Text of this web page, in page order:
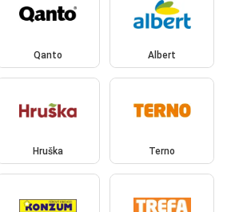
Qanto Albert
Hruška Terno